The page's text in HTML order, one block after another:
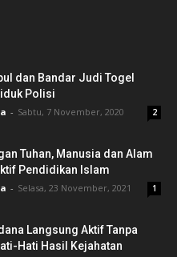
dan Bandar Judi Togel
Polisi
- Sabtu, 7 November, 2020 2
Tuhan, Manusia dan Alam
Pendidikan Islam
- Selasa, 23 November, 2021 1
Langsung Aktif Tanpa
Hati Hasil Kejahatan